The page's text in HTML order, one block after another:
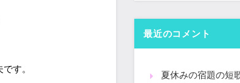
す。
最近のコメント
夏休みの宿題の短